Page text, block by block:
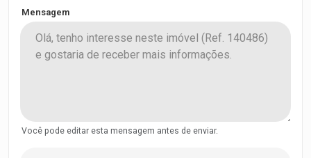
Mensagem
Você pode editar esta mensagem antes de enviar.